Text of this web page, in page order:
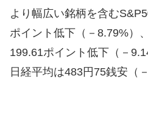
より幅広い銘柄を含む
ポイント低下（－8.79%）
199.61ポイント低下（－
日経平均は483円75銭安（